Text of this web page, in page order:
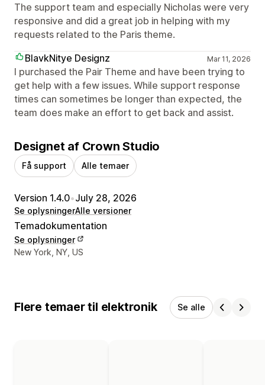
The support team and especially Nicholas were very
responsive and did a great job in helping with my
requests related to the Paris theme.
BlavkNitye Designz
Mar 11, 2026
I purchased the Pair Theme and have been trying to
get help with a few issues. While support response
times can sometimes be longer than expected, the
team does make an effort to get back and assist.
Designet af Crown Studio
Få support Alle temaer
Version 1.4.0•July 28, 2026
Se oplysningerAlle versioner
Temadokumentation
Se oplysninger
Se kontaktoplysninger
New York, NY, US
Flere temaer til elektronik Se alle